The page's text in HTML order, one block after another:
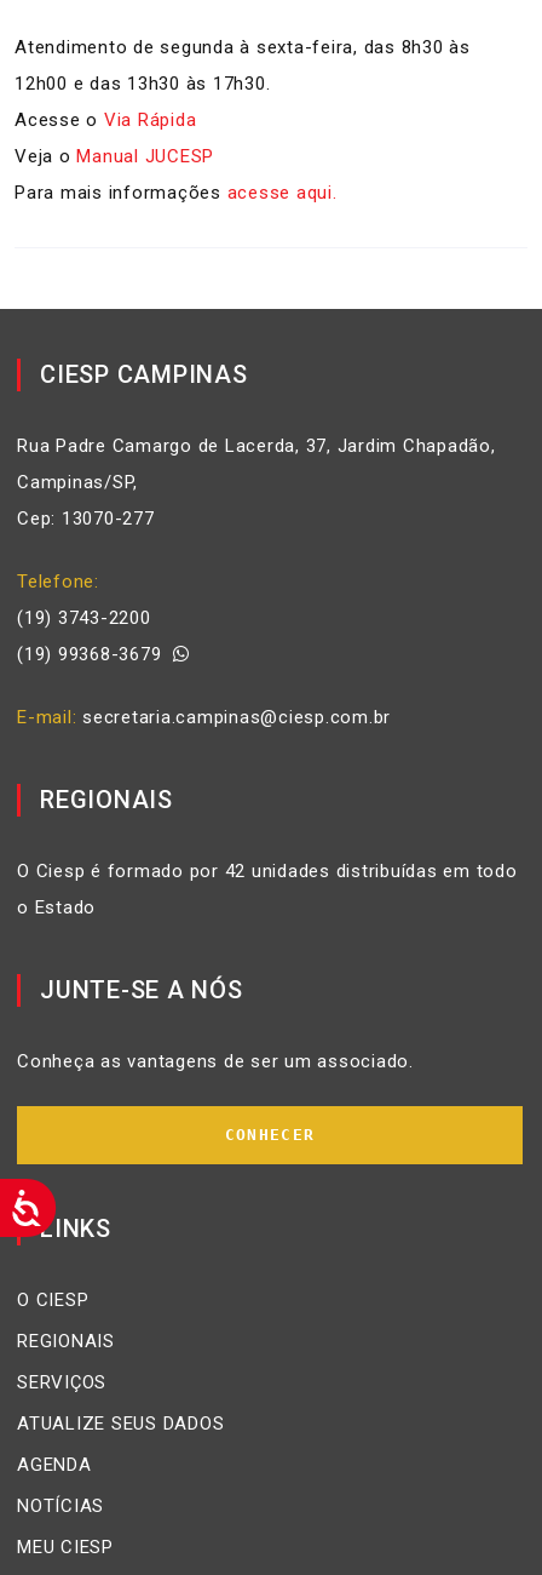
Atendimento de segunda à sexta-feira, das 8h30 às
12h00 e das 13h30 às 17h30.
Acesse o Via Rápida
Veja oManual JUCESP
Para mais informações acesse aqui.
CIESP CAMPINAS
Rua Padre Camargo de Lacerda, 37, Jardim Chapadão,
Campinas/SP,
Cep: 13070-277
Telefone
(19) 3743-2200
(19) 99368-3679
E-mail secretaria.campinas@ciesp.com.br
REGIONAIS
O Ciesp é formado por 42 unidades distribuídas em todo
o Estado
JUNTE-SE A NÓS
Conheça as vantagens de ser um associado.
CONHECER
LINKS
O CIESP
REGIONAIS
SERVIÇOS
ATUALIZE SEUS DADOS
AGENDA
NOTÍCIAS
MEU CIESP